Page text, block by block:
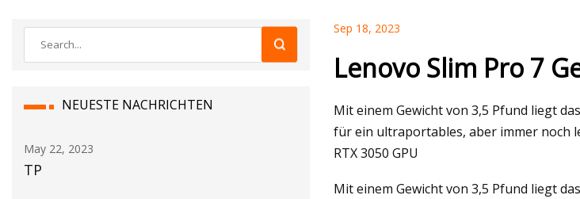
NEUESTE NACHRICHTEN
May 24, 2023
Al und Amelia: ein Fischer, ein Tag und
May 16, 2023
Sep 18, 2023
Lenovo Slim Pro 7
Mit einem Gewicht von 3,5 Pfund liegt
für ein ultraportables, aber immer noch
RTX 3050 GPU
Mit einem Gewicht von 3,5 Pfund liegt